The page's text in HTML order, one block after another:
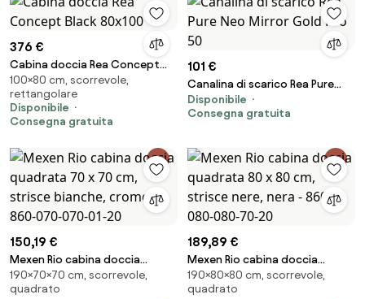
376 €
Cabina doccia Rea Concept
Black 80x100
100×80 cm, scorrevole,
rettangolare
Disponibile
Consegna gratuita
101 €
Canalina di scarico Rea Pure
Neo Mirror Gold Pro 50
Disponibile
Consegna gratuita
150,19 €
Mexen Rio cabina doccia
quadrata 70 x 70 cm, strisce
bianche, cromo - 860-070-
190×70×70 cm, scorrevole,
quadrato
189,89 €
Mexen Rio cabina doccia
quadrata 80 x 80 cm, strisce
nere, nera - 860-080-080-70-
190×80×80 cm, scorrevole,
quadrato